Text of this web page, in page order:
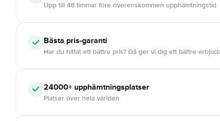
Upp till 48 timmar före överenskommen upphämtningstid
Bästa pris-garanti
Har du hittat ett bättre pris? Då ger vi dig ett bättre
24000+ upphämtningsplatser
Platser över hela världen